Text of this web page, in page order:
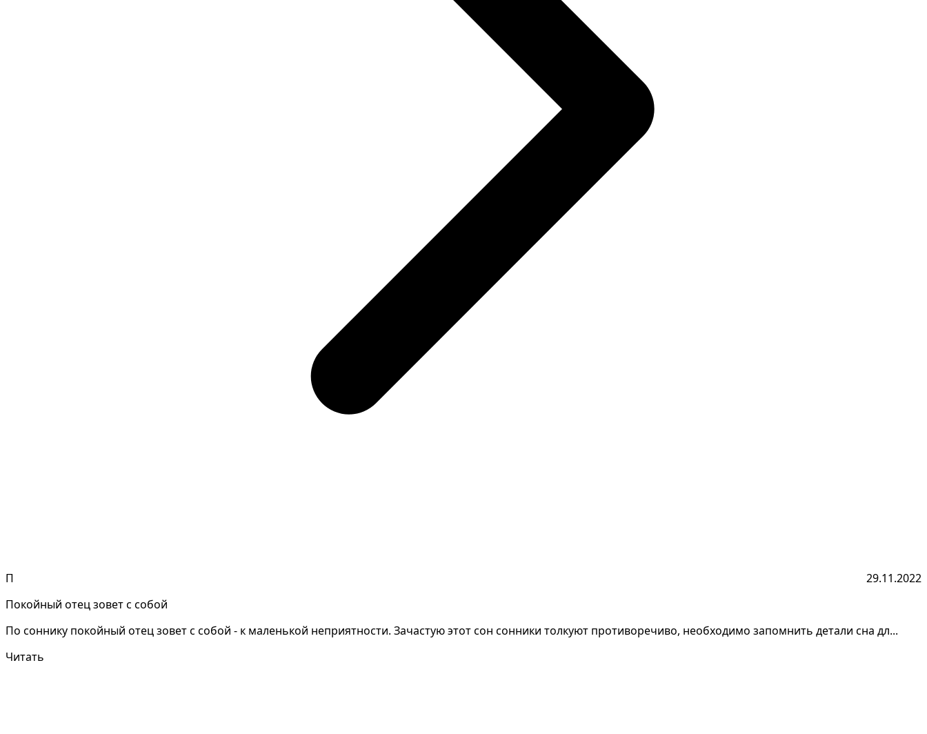
П
29.11.2022
Покойный отец зовет с собой
По соннику покойный отец зовет с собой - к маленькой неприятности. Зачастую этот сон сонники толкуют противоречиво, необходимо запомнить детали сна дл...
Читать